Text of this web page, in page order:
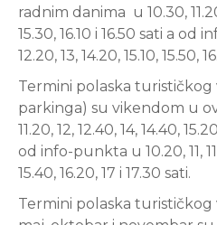
radnim danima u 10.30,
15.30, 16.10 i 16.50 sati a od
12.20, 13, 14.20, 15.10, 15.50,
Termini polaska turističkog
parkinga) su vikendom u
11.20, 12, 12.40, 14, 14.40,
od info-punkta u 10.20, 11,
15.40, 16.20, 17 i 17.30 sati.
Termini polaska turističkog